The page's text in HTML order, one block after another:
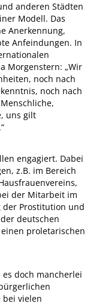
anderen Städten
Modell. Das
Anerkennung,
Anfeindungen. In
Morgenstern: „Wir
noch nach
noch nach
uns gilt
engagiert. Dabei
z.B. im Bereich
der Mitarbeit im
Prostitution und
deutschen
proletarischen
es doch mancherlei
vielen